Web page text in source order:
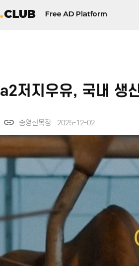
a2저지우유, 국내 생
link 송영신목장 2025-12-02